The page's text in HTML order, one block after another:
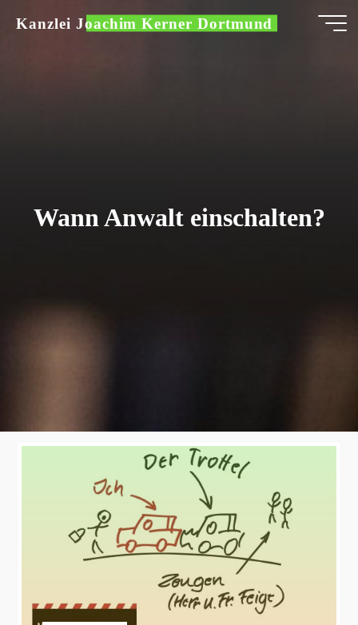
InhaltKanzlei Joachim Kerner Dortmund
Wann Anwalt einschalten?